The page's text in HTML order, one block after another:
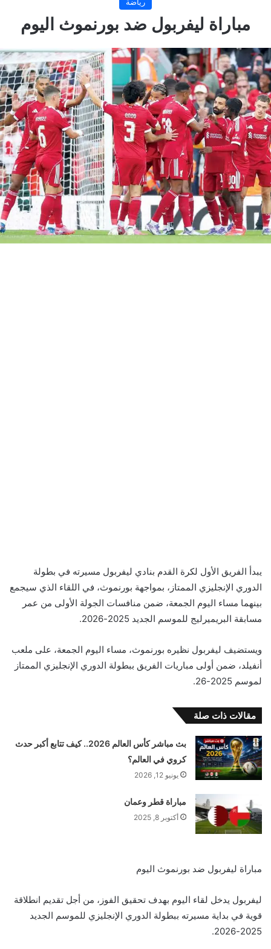
رياضة
مباراة ليفربول ضد بورنموث اليوم
يبدأ الفريق الأول لكرة القدم بنادي ليفربول مسيرته في بطولة
الدوري الإنجليزي الممتاز، بمواجهة بورنموث، في اللقاء الذي سيجمع
بينهما مساء اليوم الجمعة، ضمن منافسات الجولة الأولى من عمر
مسابقة البريميرليج للموسم الجديد 2025-2026.
ويستضيف ليفربول نظيره بورنموث، مساء اليوم الجمعة، على ملعب
أنفيلد، ضمن أولى مباريات الفريق ببطولة الدوري الإنجليزي الممتاز
لموسم 2025-26.
مقالات ذات صلة
بث مباشر كأس العالم 2026.. كيف تتابع أكبر حدث
كروي في العالم؟
يونيو 12, 2026
مباراة قطر وعمان
أكتوبر 8, 2025
مباراة ليفربول ضد بورنموث اليوم
ليفربول يدخل لقاء اليوم بهدف تحقيق الفوز، من أجل تقديم انطلاقة
قوية في بداية مسيرته ببطولة الدوري الإنجليزي للموسم الجديد
2025-2026.